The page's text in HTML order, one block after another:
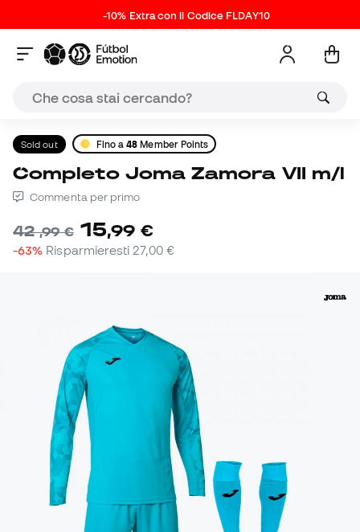
-10% Extra con il Codice FLDAY10
Sold out Fino a48 Member Points
Completo Joma Zamora VII m/l
Commenta per primo
42,99 € 15,99 €
-63% Risparmieresti 27,00 €